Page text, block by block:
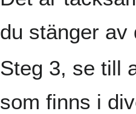
du stänger av
Steg 3, se till
som finns i